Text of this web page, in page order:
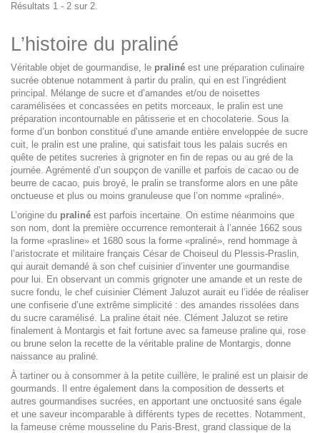
Résultats 1 - 2 sur 2.
L’histoire du praliné
Véritable objet de gourmandise, le praliné est une préparation culinaire
sucrée obtenue notamment à partir du pralin, qui en est l’ingrédient
principal. Mélange de sucre et d’amandes et/ou de noisettes
caramélisées et concassées en petits morceaux, le pralin est une
préparation incontournable en pâtisserie et en chocolaterie. Sous la
forme d’un bonbon constitué d’une amande entière enveloppée de sucre
cuit, le pralin est une praline, qui satisfait tous les palais sucrés en
quête de petites sucreries à grignoter en fin de repas ou au gré de la
journée. Agrémenté d’un soupçon de vanille et parfois de cacao ou de
beurre de cacao, puis broyé, le pralin se transforme alors en une pâte
onctueuse et plus ou moins granuleuse que l’on nomme «praliné».
L’origine du praliné est parfois incertaine. On estime néanmoins que
son nom, dont la première occurrence remonterait à l’année 1662 sous
la forme «prasline» et 1680 sous la forme «praliné», rend hommage à
l’aristocrate et militaire français César de Choiseul du Plessis-Praslin,
qui aurait demandé à son chef cuisinier d’inventer une gourmandise
pour lui. En observant un commis grignoter une amande et un reste de
sucre fondu, le chef cuisinier Clément Jaluzot aurait eu l’idée de réaliser
une confiserie d’une extrême simplicité : des amandes rissolées dans
du sucre caramélisé. La praline était née. Clément Jaluzot se retire
finalement à Montargis et fait fortune avec sa fameuse praline qui, rose
ou brune selon la recette de la véritable praline de Montargis, donne
naissance au praliné.
À tartiner ou à consommer à la petite cuillère, le praliné est un plaisir de
gourmands. Il entre également dans la composition de desserts et
autres gourmandises sucrées, en apportant une onctuosité sans égale
et une saveur incomparable à différents types de recettes. Notamment,
la fameuse crème mousseline du Paris-Brest, grand classique de la